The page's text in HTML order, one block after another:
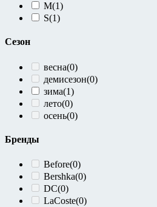
M(1)
S(1)
Сезон
весна(0)
демисезон(0)
зима(1)
лето(0)
осень(0)
Бренды
Before(0)
Bershka(0)
DC(0)
LaCoste(0)